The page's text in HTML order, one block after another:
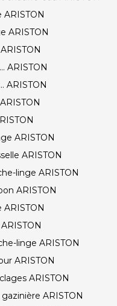
ARISTON
ARISTON
ARISTON
ARISTON
ARISTON
ARISTON
linge ARISTON
ARISTON
ARISTON
linge ARISTON
ARISTON
ARISTON
ARISTON